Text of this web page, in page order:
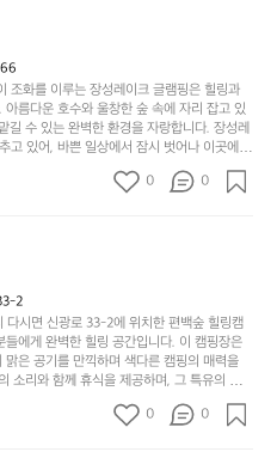
을
가
려
보
세
요.
튼
을
조
용
히
는
크
기,
무
게,
이
의
아
주
미
웃
도
어
의
경
럽
게
이
어
주
이
라
고
해
야
하
리
를
잡
았
는
다.  이곳은 자연과의 완벽한 조화를 이루며,
들은 안전하게 놀 수 있는 놀이시설이 마련
수 있습니다. 주변의 다양한 관광지와 먹거
하나입니다.  또한, 캠핑장을 방문한 후 지속
승하고 있습니다. 포레스트 창평은 단순한 캠
이들에게 꼭 한번 경험해봐야 할 장소로 자리
조화를 이루는 장성레이크 글램핑은 힐링과
름다운 호수와 울창한 숲 속에 자리 잡고 있
수 있는 완벽한 환경을 자랑합니다. 장성레
고 있어, 바쁜 일상에서 잠시 벗어나 이곳에
텐트에서 제공되는 특별한 불멍 공간은 소중
중한 시간을 만들어 줍니다. 또한, 주변의 자
좋아하는 분들에게는 매주 특별한 바비큐 파
요리를 제공하여 미각을 만족시켜 줍니다.
품질의 시설 덕분에 최근 몇 년 사이에 특히
방문객이 가득해 예약이 빠르게 차는 만큼
프라이빗한 공간에서 가족 및 사랑하는 사
다리는 장성레이크 글램핑은 언젠가 반드시
. 인기 정도: ★★★★★
0 0
2
다시면 신광로 33-2에 위치한 편백숲 힐링캠
에게 완벽한 힐링 공간입니다. 이 캠핑장은
은 공기를 만끽하며 색다른 캠핑의 매력을
소리와 함께 휴식을 제공하며, 그 특유의 아로
서 아침 햇살을 맞으며 조용한 숲속에서의 커
든 특별함을 선사합니다. 편백숲 힐링캠프는
0 0